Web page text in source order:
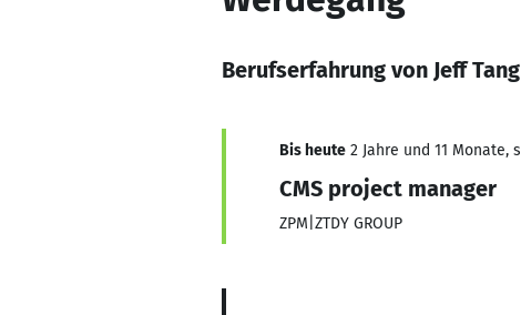
Berufserfahrung von Jeff Tang
Bis heute 2 Jahre und 11 Monate,
CMS project manager
ZPM|ZTDY GROUP